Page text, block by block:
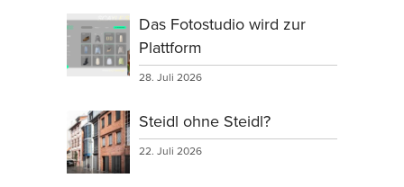
Das Fotostudio wird zur
Plattform
28. Juli 2026
Steidl ohne Steidl?
22. Juli 2026